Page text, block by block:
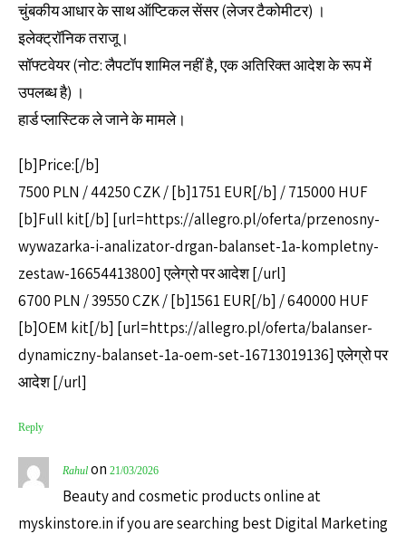
चुंबकीय आधार के साथ ऑप्टिकल सेंसर (लेजर टैकोमीटर) ।
इलेक्ट्रॉनिक तराजू।
सॉफ्टवेयर (नोट: लैपटॉप शामिल नहीं है, एक अतिरिक्त आदेश के रूप में
उपलब्ध है) ।
हार्ड प्लास्टिक ले जाने के मामले।
[b]Price:[/b]
7500 PLN / 44250 CZK / [b]1751 EUR[/b] / 715000 HUF
[b]Full kit[/b] [url=https://allegro.pl/oferta/przenosny-
wywazarka-i-analizator-drgan-balanset-1a-kompletny-
zestaw-16654413800] एलेग्रो पर आदेश [/url]
6700 PLN / 39550 CZK / [b]1561 EUR[/b] / 640000 HUF
[b]OEM kit[/b] [url=https://allegro.pl/oferta/balanser-
dynamiczny-balanset-1a-oem-set-16713019136] एलेग्रो पर
आदेश [/url]
Reply
Rahul on 21/03/2026
Beauty and cosmetic products online at
myskinstore.in if you are searching best Digital Marketing